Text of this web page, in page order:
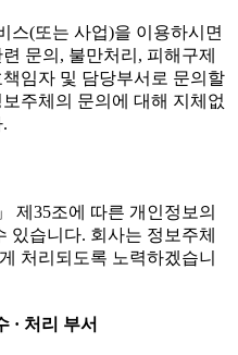
스(또는 사업)을 이용하시면
문의, 불만처리, 피해구제
임자 및 담당부서로 문의할
주체의 문의에 대해 지체없
제35조에 따른 개인정보의
있습니다. 회사는 정보주체
처리되도록 노력하겠습니
· 처리 부서